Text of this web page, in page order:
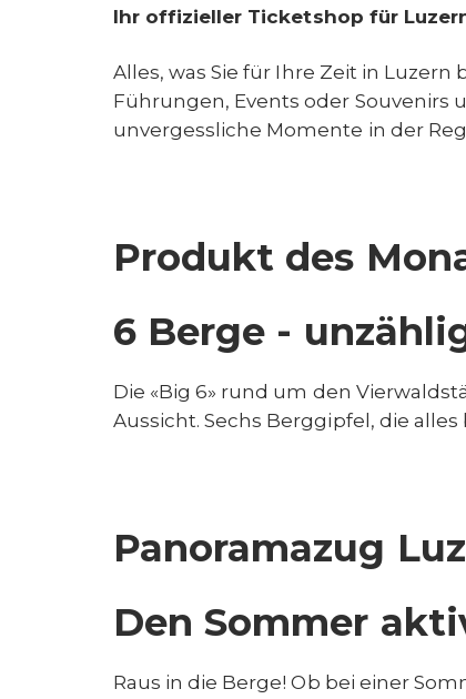
Ihr offizieller Ticketshop für
Alles, was Sie für Ihre Zeit in
Führungen, Events oder Souvenirs
unvergessliche Momente in der
Produkt des
6 Berge -
Die «Big 6» rund um den
Aussicht. Sechs Berggipfel, die
Panoramazug
Den Sommer
Raus in die Berge! Ob bei einer